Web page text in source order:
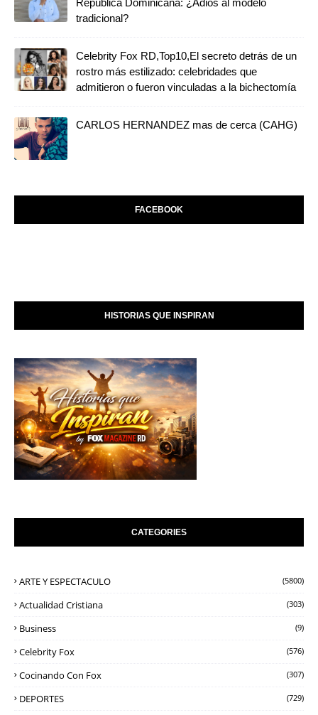
República Dominicana: ¿Adiós al modelo
tradicional?
Celebrity Fox RD,Top10,El secreto detrás de un
rostro más estilizado: celebridades que
admitieron o fueron vinculadas a la bichectomía
CARLOS HERNANDEZ mas de cerca (CAHG)
FACEBOOK
HISTORIAS QUE INSPIRAN
CATEGORIES
ARTE Y ESPECTACULO (5800)
Actualidad Cristiana (303)
Business (9)
Celebrity Fox (576)
Cocinando Con Fox (307)
DEPORTES (729)